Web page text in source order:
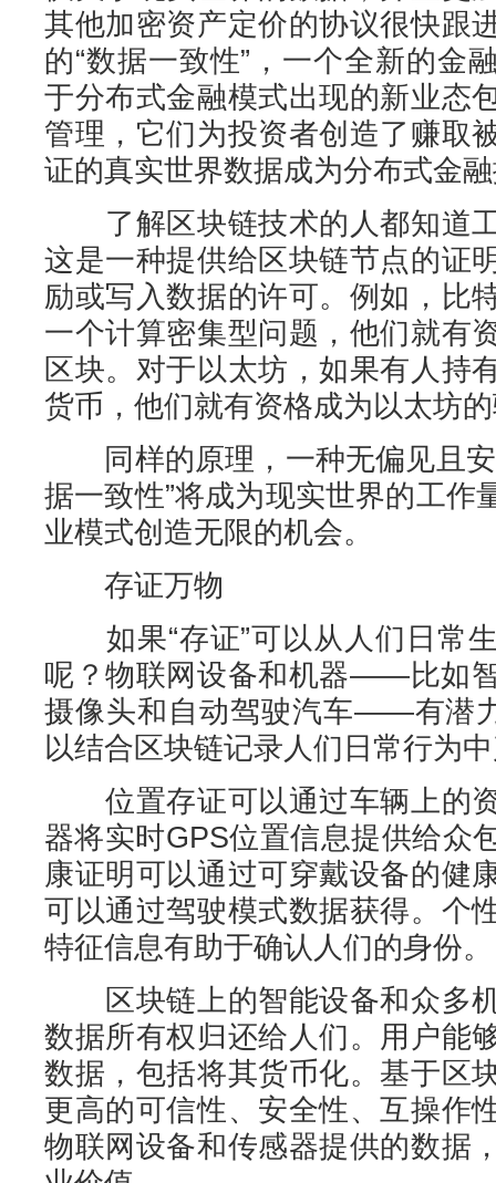
其他加密资产定价的协议很快跟
的“数据一致性”，一个全新的金
于分布式金融模式出现的新业态
管理，它们为投资者创造了赚取
证的真实世界数据成为分布式金
了解区块链技术的人都知道
这是一种提供给区块链节点的证
励或写入数据的许可。例如，比
一个计算密集型问题，他们就有
区块。对于以太坊，如果有人持
货币，他们就有资格成为以太坊
同样的原理，一种无偏见且安
据一致性”将成为现实世界的工作
业模式创造无限的机会。
存证万物
如果“存证”可以从人们日常
呢？物联网设备和机器——比如
摄像头和自动驾驶汽车——有潜
以结合区块链记录人们日常行为
位置存证可以通过车辆上的
器将实时GPS位置信息提供给众
康证明可以通过可穿戴设备的健
可以通过驾驶模式数据获得。个
特征信息有助于确认人们的身份。
区块链上的智能设备和众多
数据所有权归还给人们。用户能
数据，包括将其货币化。基于区
更高的可信性、安全性、互操作
物联网设备和传感器提供的数据